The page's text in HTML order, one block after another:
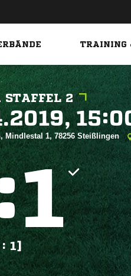
TRAINING
STAFFEL 2

Mindlestal 1, 78256 Steißlingen

1]